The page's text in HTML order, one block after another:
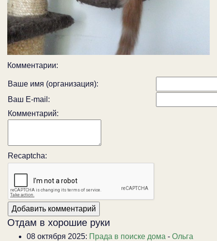
Комментарии:
Ваше имя (организация):
Ваш E-mail:
Комментарий:
Recaptcha:
Отдам в хорошие руки
08 октября 2025: Прада в поиске дома - Ольга